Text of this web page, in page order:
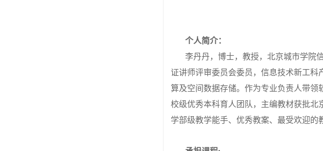
个人简介：
李丹丹，博士，教授，北京城市学院
证讲师评审委员会委员，信息技术新工
算及空间数据存储。作为专业负责人带
校级优秀本科育人团队，主编教材获批北
学部级教学能手、优秀教案、最受欢迎的